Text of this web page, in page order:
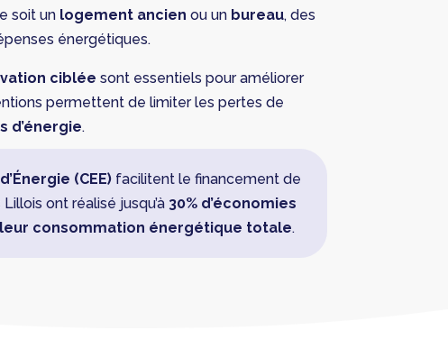
soit un logement ancien ou un bureau, des
énergétiques.
ciblée sont essentiels pour améliorer
permettent de limiter les pertes de
d’énergie.
(CEE) facilitent le financement de
ont réalisé jusqu’à 30% d’économies
leur consommation énergétique totale.